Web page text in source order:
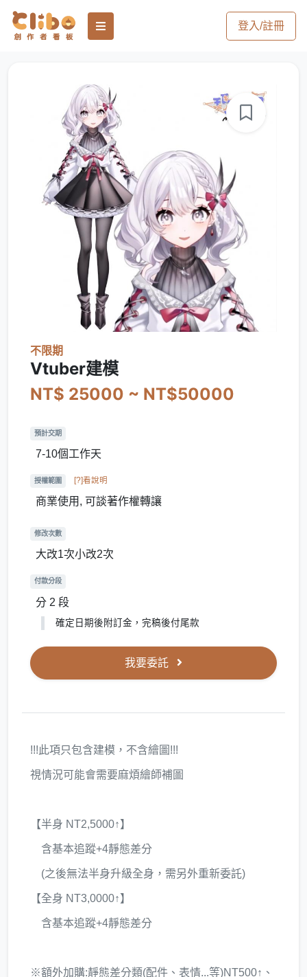
登入/註冊
不限期
Vtuber建模
NT$ 25000 ~ NT$50000
預計交期
7-10個工作天
授權範圍 [?]看說明
商業使用, 可談著作權轉讓
修改次數
大改1次小改2次
付款分段
分 2 段
確定日期後附訂金，完稿後付尾款
我要委託
!!!此項只包含建模，不含繪圖!!!
視情況可能會需要麻煩繪師補圖
【半身 NT2,5000↑】
含基本追蹤+4靜態差分
(之後無法半身升級全身，需另外重新委託)
【全身 NT3,0000↑】
含基本追蹤+4靜態差分
※額外加購:靜態差分類(配件、表情...等)NT500↑、